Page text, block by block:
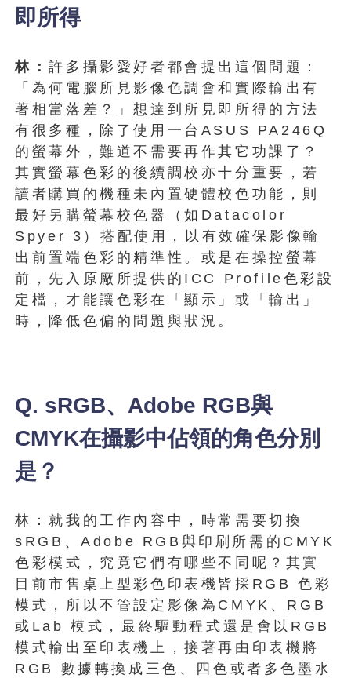
即所得
林：許多攝影愛好者都會提出這個問題：
「為何電腦所見影像色調會和實際輸出有
著相當落差？」想達到所見即所得的方法
有很多種，除了使用一台ASUS PA246Q
的螢幕外，難道不需要再作其它功課了？
其實螢幕色彩的後續調校亦十分重要，若
讀者購買的機種未內置硬體校色功能，則
最好另購螢幕校色器（如Datacolor
Spyer 3）搭配使用，以有效確保影像輸
出前置端色彩的精準性。或是在操控螢幕
前，先入原廠所提供的ICC Profile色彩設
定檔，才能讓色彩在「顯示」或「輸出」
時，降低色偏的問題與狀況。
Q. sRGB、Adobe RGB與
CMYK在攝影中佔領的角色分別
是？
林：就我的工作內容中，時常需要切換
sRGB、Adobe RGB與印刷所需的CMYK
色彩模式，究竟它們有哪些不同呢？其實
目前市售桌上型彩色印表機皆採RGB 色彩
模式，所以不管設定影像為CMYK、RGB
或Lab 模式，最終驅動程式還是會以RGB
模式輸出至印表機上，接著再由印表機將
RGB 數據轉換成三色、四色或者多色墨水